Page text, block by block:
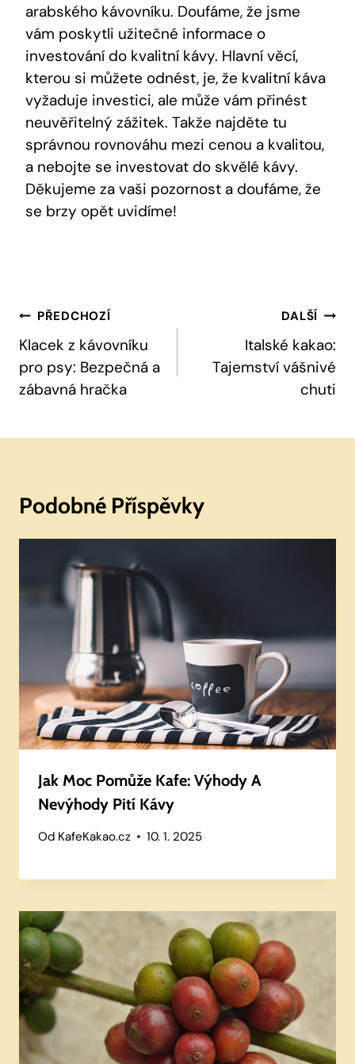
arabského kávovníku. Doufáme, že jsme
vám poskytli užitečné informace o
investování do kvalitní kávy. Hlavní věcí,
kterou si můžete odnést, je, že kvalitní káva
vyžaduje investici, ale může vám přinést
neuvěřitelný zážitek. Takže najděte tu
správnou rovnováhu mezi cenou a kvalitou,
a nebojte se investovat do skvělé kávy.
Děkujeme za vaši pozornost a doufáme, že
se brzy opět uvidíme!
Navigace
Pro
Příspěvek
PŘEDCHOZÍ
Klacek z kávovníku
pro psy: Bezpečná a
zábavná hračka
DALŠÍ
Italské kakao:
Tajemství vášnivé
chuti
Podobné Příspěvky
Jak Moc Pomůže Kafe: Výhody A
Nevýhody Pití Kávy
Od KafeKakao.cz 10. 1. 2025